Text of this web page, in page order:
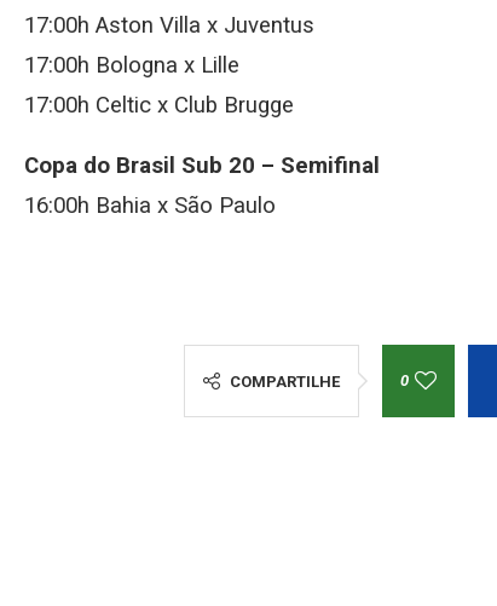
17:00h Aston Villa x Juventus
17:00h Bologna x Lille
17:00h Celtic x Club Brugge
Copa do Brasil Sub 20 – Semifinal
16:00h Bahia x São Paulo
COMPARTILHE 0